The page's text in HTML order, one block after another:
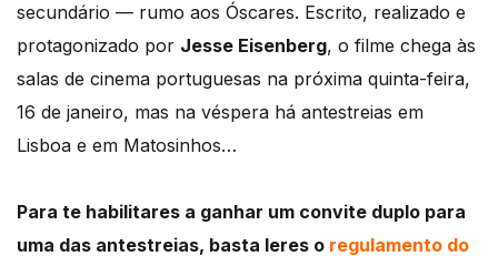
secundário — rumo aos Óscares. Escrito, realizado e
protagonizado por Jesse Eisenberg, o filme chega às
salas de cinema portuguesas na próxima quinta-feira,
16 de janeiro, mas na véspera há antestreias em
Lisboa e em Matosinhos…
Para te habilitares a ganhar um convite duplo para
uma das antestreias, basta leres o regulamento do